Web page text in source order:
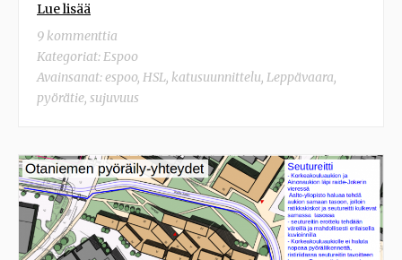
Lue lisää
9 kommenttia
Kategoriat:Espoo
Avainsanat:espoo, HSL, katusuunnittelu, Leppävaara,
pyörätie, sujuvuus